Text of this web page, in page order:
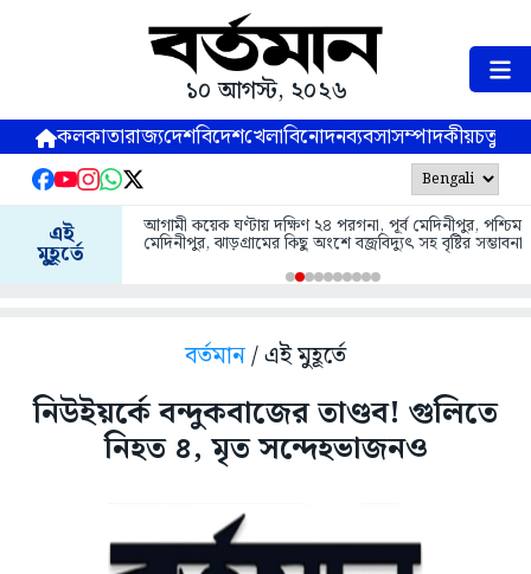
১০ আগস্ট, ২০২৬
কলকাতারাজ্যদেশবিদেশখেলাবিনোদনব্যবসাসম্পাদকীয়
এই
মুহূর্তে
আগামী কয়েক ঘণ্টায় দক্ষিণ ২৪ পরগনা, পূর্ব মেদিনীপুর, পশ্চিম
মেদিনীপুর, ঝাড়গ্রামের কিছু অংশে বজ্রবিদ্যুৎ সহ বৃষ্টির সম্ভাবনা
বর্তমান/ এই মুহূর্তে
নিউইয়র্কে বন্দুকবাজের তাণ্ডব! গুলিতে
নিহত ৪, মৃত সন্দেহভাজনও